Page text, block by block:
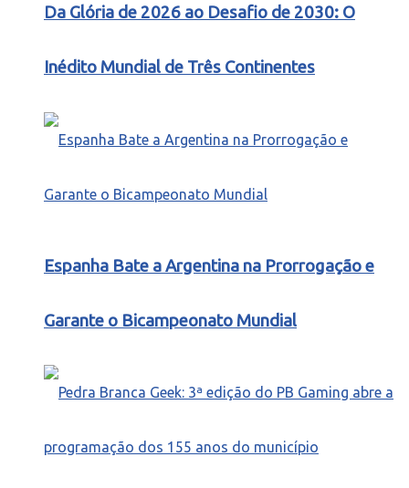
Da Glória de 2026 ao Desafio de 2030: O
Inédito Mundial de Três Continentes
Espanha Bate a Argentina na Prorrogação e
Garante o Bicampeonato Mundial